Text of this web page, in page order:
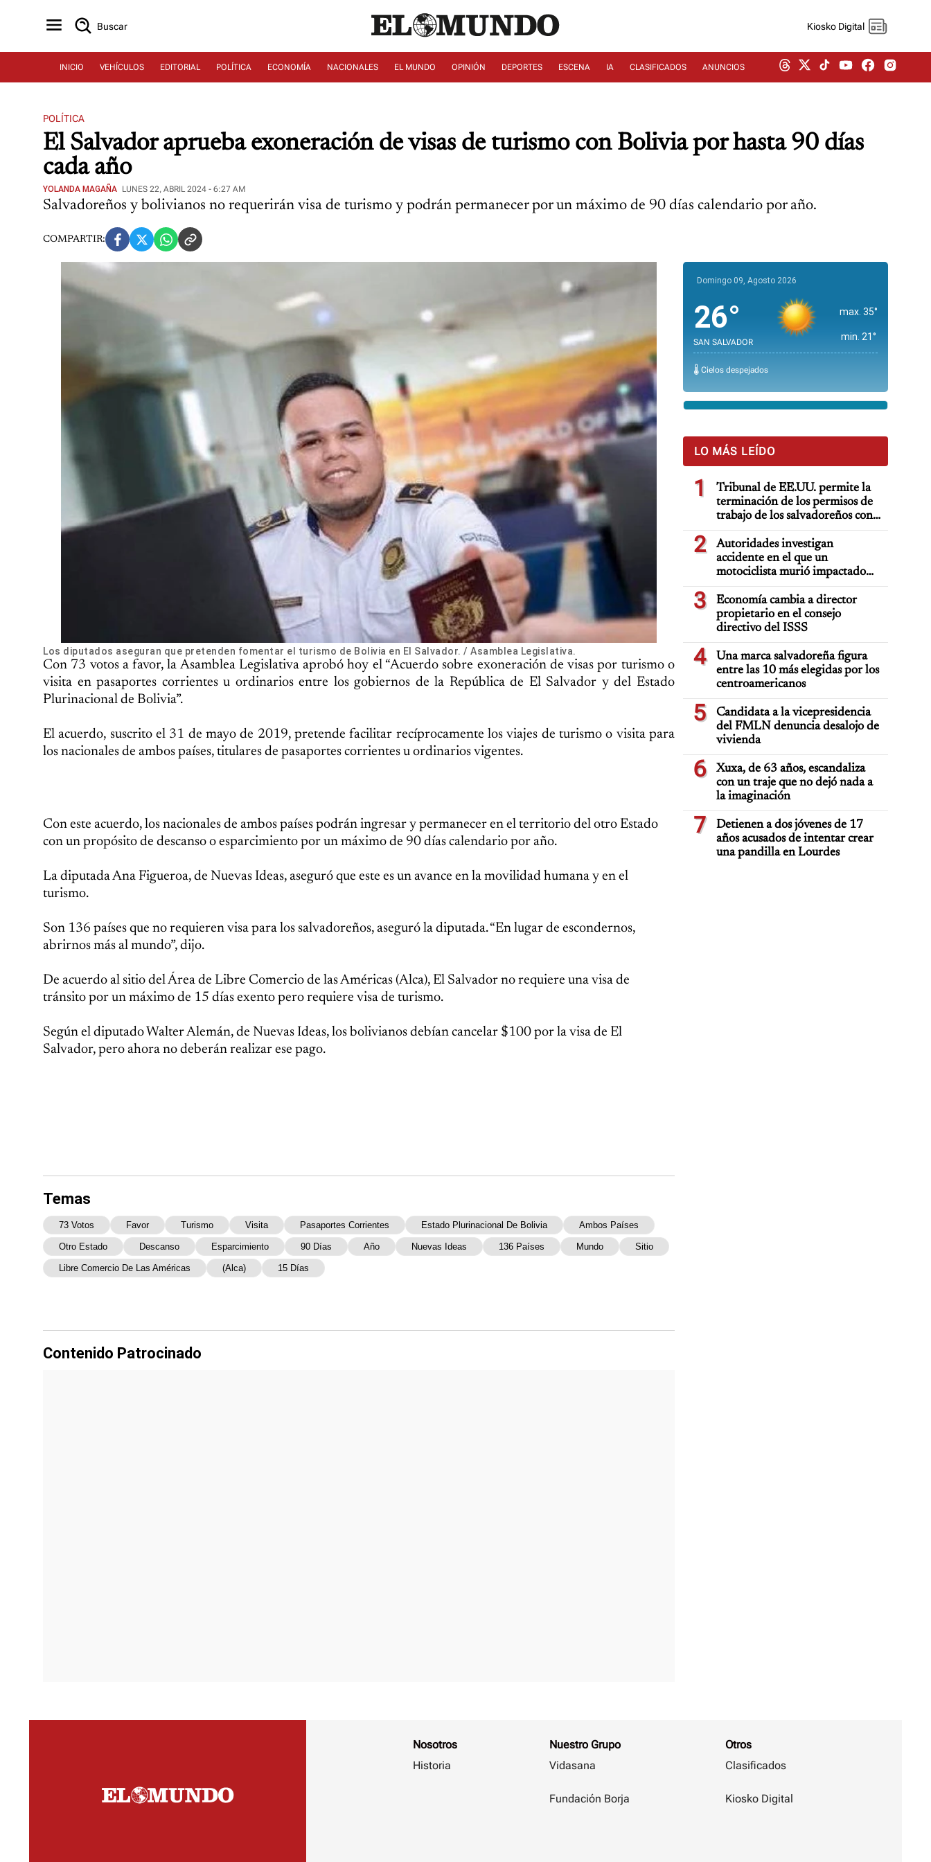
Buscar Kiosko Digital
INICIO VEHÍCULOS EDITORIAL POLÍTICA ECONOMÍA NACIONALES EL MUNDO OPINIÓN DEPORTES ESCENA IA CLASIFICADOS ANUNCIOS
POLÍTICA
El Salvador aprueba exoneración de visas de turismo con Bolivia por hasta 90 días
cada año
YOLANDA MAGAÑA LUNES 22, ABRIL 2024 - 6:27 AM
Salvadoreños y bolivianos no requerirán visa de turismo y podrán permanecer por un máximo de 90 días calendario por año.
COMPARTIR:
Los diputados aseguran que pretenden fomentar el turismo de Bolivia en El Salvador. / Asamblea Legislativa.
Con 73 votos a favor, la Asamblea Legislativa aprobó hoy el “Acuerdo sobre exoneración de visas por turismo o
visita en pasaportes corrientes u ordinarios entre los gobiernos de la República de El Salvador y del Estado
Plurinacional de Bolivia”.
El acuerdo, suscrito el 31 de mayo de 2019, pretende facilitar recíprocamente los viajes de turismo o visita para
los nacionales de ambos países, titulares de pasaportes corrientes u ordinarios vigentes.
Con este acuerdo, los nacionales de ambos países podrán ingresar y permanecer en el territorio del otro Estado
con un propósito de descanso o esparcimiento por un máximo de 90 días calendario por año.
La diputada Ana Figueroa, de Nuevas Ideas, aseguró que este es un avance en la movilidad humana y en el
turismo.
Son 136 países que no requieren visa para los salvadoreños, aseguró la diputada. “En lugar de escondernos,
abrirnos más al mundo”, dijo.
De acuerdo al sitio del Área de Libre Comercio de las Américas (Alca), El Salvador no requiere una visa de
tránsito por un máximo de 15 días exento pero requiere visa de turismo.
Según el diputado Walter Alemán, de Nuevas Ideas, los bolivianos debían cancelar $100 por la visa de El
Salvador, pero ahora no deberán realizar ese pago.
Temas
73 Votos Favor Turismo Visita Pasaportes Corrientes Estado Plurinacional De Bolivia Ambos Países
Otro Estado Descanso Esparcimiento 90 Días Año Nuevas Ideas 136 Países Mundo Sitio
Libre Comercio De Las Américas (Alca) 15 Días
Contenido Patrocinado
Domingo 09, Agosto 2026
26°
SAN SALVADOR
max. 35°
min. 21°
🌡️ Cielos despejados
LO MÁS LEÍDO
1
Tribunal de EE.UU. permite la
terminación de los permisos de
trabajo de los salvadoreños con
TPS
2
Autoridades investigan
accidente en el que un
motociclista murió impactado
por auto deportivo de lujo
3
Economía cambia a director
propietario en el consejo
directivo del ISSS
4
Una marca salvadoreña figura
entre las 10 más elegidas por los
centroamericanos
5
Candidata a la vicepresidencia
del FMLN denuncia desalojo de
vivienda
6
Xuxa, de 63 años, escandaliza
con un traje que no dejó nada a
la imaginación
7
Detienen a dos jóvenes de 17
años acusados de intentar crear
una pandilla en Lourdes
Nosotros
Historia
Nuestro Grupo
Vidasana
Fundación Borja
Otros
Clasificados
Kiosko Digital